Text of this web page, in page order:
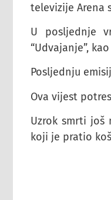
televizije Arena
U posljednje
“Udvajanje”,
Posljednju
Ova vijest
Uzrok smrti još
koji je pratio